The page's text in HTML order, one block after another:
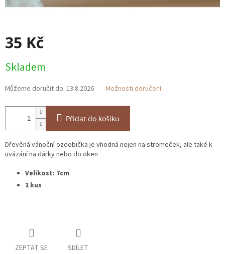
35 Kč
cena:
Skladem
Můžeme doručit do: 13.8.2026 Možnosti doručení
Přidat do košíku
Dřevěná vánoční ozdobička je vhodná nejen na stromeček, ale také k
uvázání na dárky nebo do oken
Velikost: 7cm
1 kus
ZEPTAT SE SDÍLET